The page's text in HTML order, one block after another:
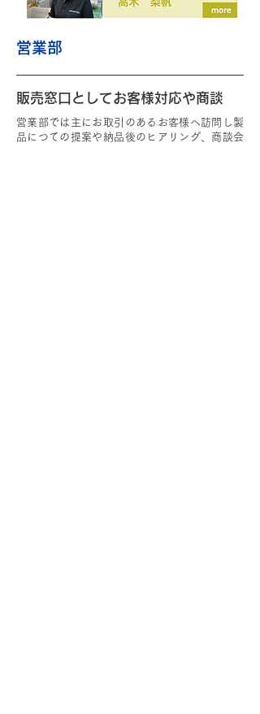
営業部
販売窓口としてお客様対応や商談
営業部では主にお取引のあるお客様へ訪問し製
品につての提案や納品後のヒアリング、商談会